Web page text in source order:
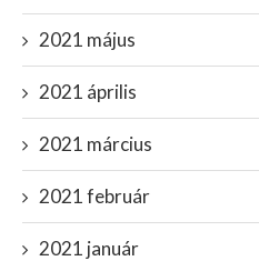
2021 május
2021 április
2021 március
2021 február
2021 január